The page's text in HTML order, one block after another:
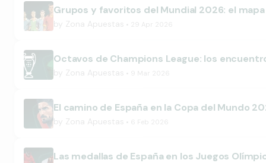
Grupos y favoritos del Mundial 2026: el
by Zona Apuestas 29 Apr 2026
Octavos de Champions League: los
by Zona Apuestas 9 Mar 2026
El camino de España en la Copa del Mundo
by Zona Apuestas 6 Feb 2026
Las medallas de España en los Juegos